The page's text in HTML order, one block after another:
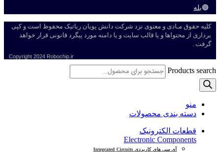
🟣بله
کلیه حقوق مـادی و معنوی نزد شرکت دانش پویان رباتیک محفوظ است و کپی
برداری از محتواها و یا قالب سایت و یا دامنه مورد پیگرد قانونی قرار خواهد
گرفت .
Copyright 2024 Robochip.ir
Products search
منو
دسته بندی محصولات
قطعات الکترونیک
Electronic Components
آی سی های کاربردی Integrated Circuits